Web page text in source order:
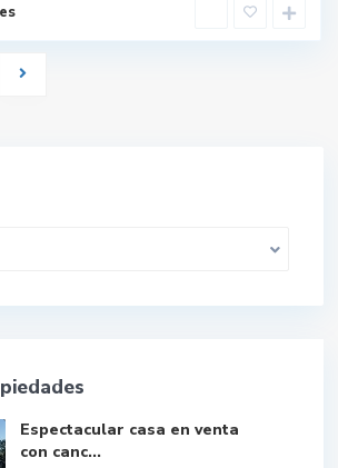
Espectacular casa en venta
con canc...